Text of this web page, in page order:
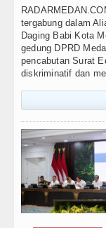
tergabung dalam
Daging Babi Kota
gedung DPRD
pencabutan Surat
diskriminatif dan